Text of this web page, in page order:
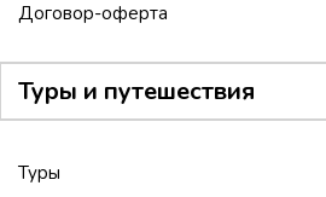
Договор-оферта
Туры и путешествия
Туры